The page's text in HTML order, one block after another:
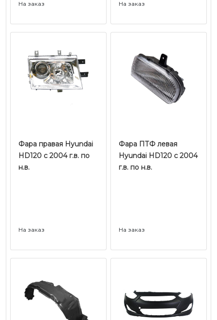
На заказ На заказ
Фара правая Hyundai
HD120 с 2004 г.в. по
н.в.
На заказ
Фара ПТФ левая
Hyundai HD120 с 2004
г.в. по н.в.
На заказ